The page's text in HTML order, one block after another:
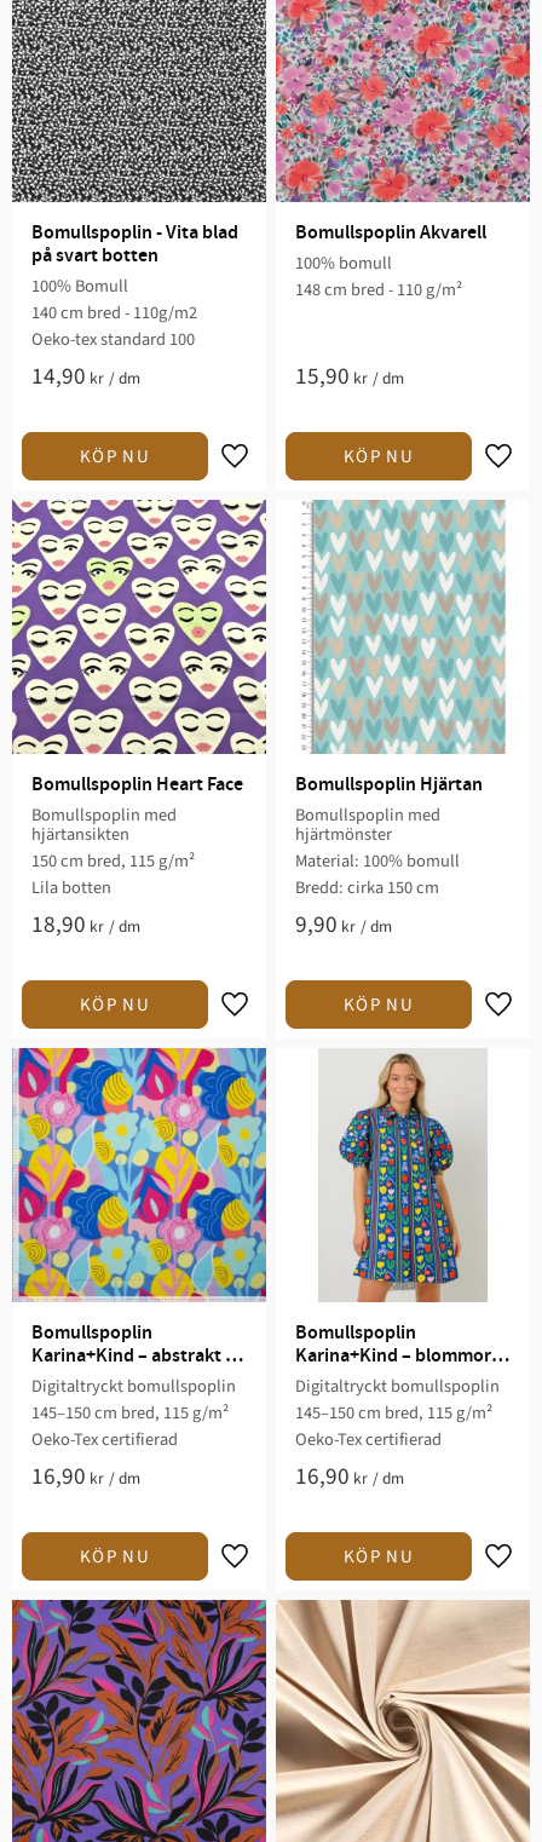
Bomullspoplin - Vita blad
på svart botten
100% Bomull
140 cm bred - 110g/m2
Oeko-tex standard 100
14,90 kr /dm
Lägg till i favoriter
Bomullspoplin Akvarell
100% bomull
148 cm bred - 110 g/m²
15,90 kr /dm
Bomullspoplin Heart Face
Bomullspoplin med
hjärtansikten
150 cm bred, 115 g/m²
Lila botten
18,90 kr /dm
Lägg till i favoriter
Bomullspoplin Hjärtan
Bomullspoplin med
hjärtmönster
Material: 100% bomull
Bredd: cirka 150 cm
9,90 kr /dm
Bomullspoplin
Karina+Kind – abstrakt
blommönster
Digitaltryckt bomullspoplin
145–150 cm bred, 115 g/m²
Oeko-Tex certifierad
16,90 kr /dm
Lägg till i favoriter
Bomullspoplin
Karina+Kind – blommor
och ränder
Digitaltryckt bomullspoplin
145–150 cm bred, 115 g/m²
Oeko-Tex certifierad
16,90 kr /dm